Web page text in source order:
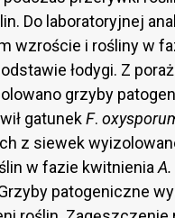
Do laboratoryjnej
wzroście i rośliny w
łodygi. Z
grzyby
gatunekF.
z siewek
w fazie kwitnienia
patogeniczne